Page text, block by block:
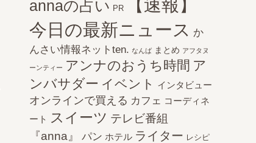
annaの占い PR
【速報】
今日の最新ニュース か
んさい情報ネットten. なんば まとめ アフタヌ
ーンティー アンナのおうち時間 ア
ンバサダー イベント インタビュー
オンラインで買える カフェ コーディネ
ート
スイーツ テレビ番組
『anna』
パン ホテル ライター レシピ